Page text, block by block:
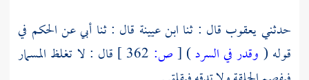
حدثنييعقوب قال : ثنا ابن عيينة قال : ثنا أبي عنالحكم في
قوله ( وقدر في السرد)
[ص:
قال : لا تغلظ المسمار